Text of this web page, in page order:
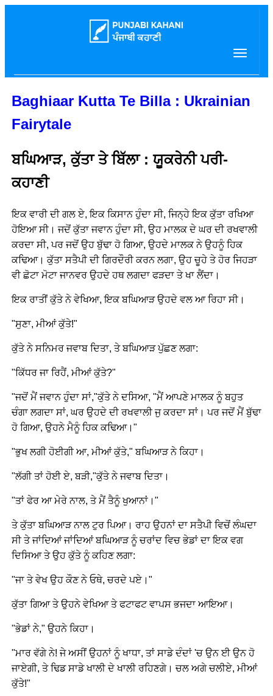
Baghiaar Kutta Te Billa : Ukrainian
Fairytale
ਬਘਿਆੜ, ਕੁੱਤਾ ਤੇ ਬਿੱਲਾ : ਯੂਕਰੇਨੀ ਪਰੀ-
ਕਹਾਣੀ
ਇਕ ਵਾਰੀ ਦੀ ਗਲ ਏ, ਇਕ ਕਿਸਾਨ ਹੁੰਦਾ ਸੀ, ਜਿਨ੍ਹੇ ਇਕ ਕੁੱਤਾ ਰਖਿਆ
ਹੋਇਆ ਸੀ। ਜਦੋਂ ਕੁੱਤਾ ਜਵਾਨ ਹੁੰਦਾ ਸੀ, ਉਹ ਮਾਲਕ ਦੇ ਘਰ ਦੀ ਰਖਵਾਲੀ
ਕਰਦਾ ਸੀ, ਪਰ ਜਦੋਂ ਉਹ ਬੁੱਢਾ ਹੋ ਗਿਆ, ਉਹਦੇ ਮਾਲਕ ਨੇ ਉਹਨੂੰ ਹਿਕ
ਕਢਿਆ। ਕੁੱਤਾ ਸਤੈਪੀ ਦੀ ਗਿਰਦੌਰੀ ਕਰਨ ਲਗਾ, ਉਹ ਚੂਹੇ ਤੇ ਹੋਰ ਜਿਹੜਾ
ਵੀ ਛੋਟਾ ਮੋਟਾ ਜਾਨਵਰ ਉਹਦੇ ਹਥ ਲਗਦਾ ਫੜਦਾ ਤੇ ਖਾ ਲੈਂਦਾ।
ਇਕ ਰਾਤੀਂ ਕੁੱਤੇ ਨੇ ਵੇਖਿਆ, ਇਕ ਬਘਿਆੜ ਉਹਦੇ ਵਲ ਆ ਰਿਹਾ ਸੀ।
"ਸੁਣਾ, ਮੀਆਂ ਕੁੱਤੇ!"
ਕੁੱਤੇ ਨੇ ਸਨਿਮਰ ਜਵਾਬ ਦਿਤਾ, ਤੇ ਬਘਿਆੜ ਪੁੱਛਣ ਲਗਾ:
"ਕਿੱਧਰ ਜਾ ਰਿਹੈਂ, ਮੀਆਂ ਕੁੱਤੇ?"
"ਜਦੋਂ ਮੈਂ ਜਵਾਨ ਹੁੰਦਾ ਸਾਂ,"ਕੁੱਤੇ ਨੇ ਦਸਿਆ, "ਮੈਂ ਆਪਣੇ ਮਾਲਕ ਨੂੰ ਬਹੁਤ
ਚੰਗਾ ਲਗਦਾ ਸਾਂ, ਘਰ ਉਹਦੇ ਦੀ ਰਖਵਾਲੀ ਜੁ ਕਰਦਾ ਸਾਂ। ਪਰ ਜਦੋਂ ਮੈਂ ਬੁੱਢਾ
ਹੋ ਗਿਆ, ਉਹਨੇ ਮੈਨੂੰ ਹਿਕ ਕਢਿਆ।"
"ਭੁਖ ਲਗੀ ਹੋਈਗੀ ਆ, ਮੀਆਂ ਕੁੱਤੇ," ਬਘਿਆੜ ਨੇ ਕਿਹਾ।
"ਲੱਗੀ ਤਾਂ ਹੋਈ ਏ, ਬੜੀ,"ਕੁੱਤੇ ਨੇ ਜਵਾਬ ਦਿਤਾ।
"ਤਾਂ ਫੇਰ ਆ ਮੇਰੇ ਨਾਲ, ਤੇ ਮੈਂ ਤੈਨੂੰ ਖੁਆਨਾਂ।"
ਤੇ ਕੁੱਤਾ ਬਘਿਆੜ ਨਾਲ ਟੁਰ ਪਿਆ। ਰਾਹ ਉਹਨਾਂ ਦਾ ਸਤੈਪੀ ਵਿਚੋਂ ਲੰਘਦਾ
ਸੀ ਤੇ ਜਾਂਦਿਆਂ ਜਾਂਦਿਆਂ ਬਘਿਆੜ ਨੂੰ ਚਰਾਂਦ ਵਿਚ ਭੇਡਾਂ ਦਾ ਇਕ ਵਗ
ਦਿਸਿਆ ਤੇ ਉਹ ਕੁੱਤੇ ਨੂੰ ਕਹਿਣ ਲਗਾ:
"ਜਾ ਤੇ ਵੇਖ ਉਹ ਕੌਣ ਨੇ ਓਥੇ, ਚਰਦੇ ਪਏ।"
ਕੁੱਤਾ ਗਿਆ ਤੇ ਉਹਨੇ ਵੇਖਿਆ ਤੇ ਫਟਾਫਟ ਵਾਪਸ ਭਜਦਾ ਆਇਆ।
"ਭੇਡਾਂ ਨੇ," ਉਹਨੇ ਕਿਹਾ।
"ਮਾਰ ਵੱਗੇ ਨੇ! ਜੇ ਅਸੀਂ ਉਹਨਾਂ ਨੂੰ ਖਾਧਾ, ਤਾਂ ਸਾਡੇ ਦੰਦਾਂ 'ਚ ਉਨ ਈ ਉਨ ਹੋ
ਜਾਏਗੀ, ਤੇ ਢਿਡ ਸਾਡੇ ਖਾਲੀ ਦੇ ਖਾਲੀ ਰਹਿਣਗੇ। ਚਲ ਅਗੇ ਚਲੀਏ, ਮੀਆਂ
ਕੁੱਤੇ!"